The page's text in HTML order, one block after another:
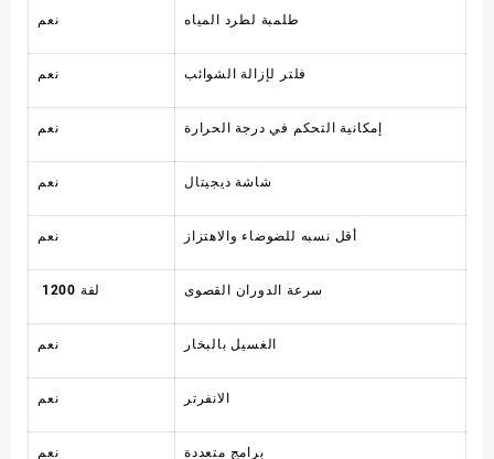
نعم طلمبة لطرد المياه
نعم فلتر لإزالة الشوائب
نعم إمكانية التحكم في درجة الحرارة
نعم شاشة ديجيتال
نعم أقل نسبه للضوضاء والاهتزاز
سرعة الدوران القصوى
نعم الغسيل بالبخار
نعم
نعم